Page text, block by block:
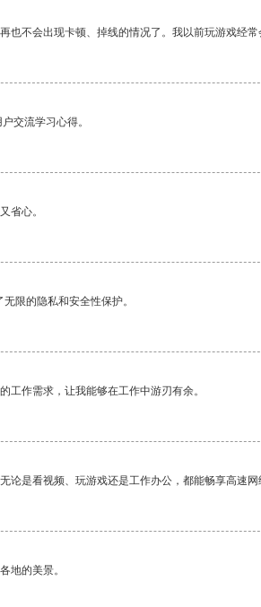
也不会出现卡顿、掉线的情况了。我以前玩游戏经
交流学习心得。
省心。
限的隐私和安全性保护。
工作需求，让我能够在工作中游刃有余。
论是看视频、玩游戏还是工作办公，都能畅享高速
地的美景。